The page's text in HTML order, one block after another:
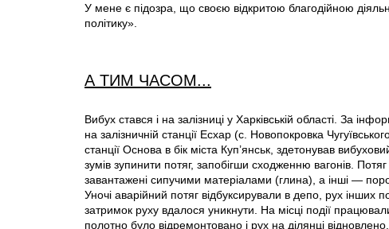
У мене є підозра, що своєю відкритою благодійною
політику».
А ТИМ ЧАСОМ...
Вибух стався і на залізниці у Харківській області. За
на залізничній станції Есхар (с. Новопокровка
станції Основа в бік міста Куп’янськ, здетонував
зумів зупинити потяг, запобігши сходженню вагонів.
завантажені сипучими матеріалами (глина), а інші —
Уночі аварійний потяг відбуксирували в депо, рух інших
затримок руху вдалося уникнути. На місці події
полотно було відремонтовано і рух на ділянці